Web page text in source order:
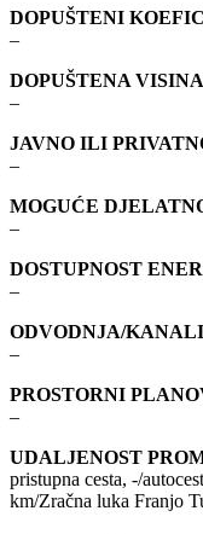
DOPUŠTENI
–
DOPUŠTENA
–
JAVNO ILI
–
MOGUĆE
–
DOSTUPNOST
–
ODVODNJA/
–
PROSTORNI
–
UDALJENOST
pristupna cesta, -/
km/Zračna luka Franjo